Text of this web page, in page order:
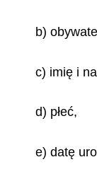
b)
c) imię i
d) płeć,
e) datę